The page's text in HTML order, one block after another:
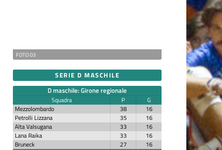
FOTO 03
SERIE D MASCHILE
D maschile: Girone regionale
Squadra P
G
Mezzolombardo
38
16
Petrolli Lizzana
35
16
Alta Valsugana
33
16
Lana Raika
33
16
Bruneck
27
16